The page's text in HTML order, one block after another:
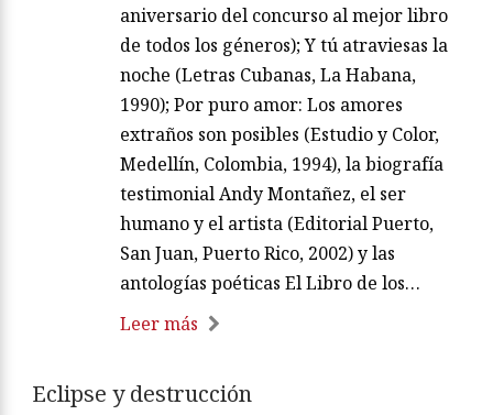
aniversario del concurso al mejor libro
de todos los géneros); Y tú atraviesas la
noche (Letras Cubanas, La Habana,
1990); Por puro amor: Los amores
extraños son posibles (Estudio y Color,
Medellín, Colombia, 1994), la biografía
testimonial Andy Montañez, el ser
humano y el artista (Editorial Puerto,
San Juan, Puerto Rico, 2002) y las
antologías poéticas El Libro de los…
Leer más
Eclipse y destrucción